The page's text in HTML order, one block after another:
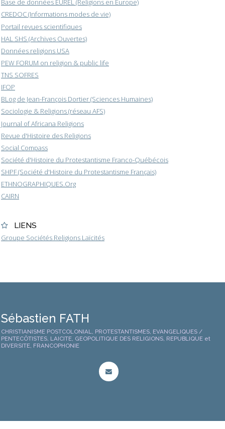
Base de données EUREL (Religions en Europe)
CREDOC (Informations modes de vie)
Portail revues scientifiques
HAL SHS (Archives Ouvertes)
Données religions USA
PEW FORUM on religion & public life
TNS SOFRES
IFOP
BLog de Jean-François Dortier (Sciences Humaines)
Sociologie & Religions (réseau AFS)
Journal of Africana Religions
Revue d'Histoire des Religions
Social Compass
Société d'Histoire du Protestantisme Franco-Québécois
SHPF (Société d'Histoire du Protestantisme Français)
ETHNOGRAPHIQUES.Org
CAIRN
LIENS
Groupe Sociétés Religions Laïcités
Sébastien FATH
CHRISTIANISME POSTCOLONIAL, PROTESTANTISMES, EVANGELIQUES /
PENTECÔTISTES, LAICITE, GEOPOLITIQUE DES RELIGIONS, REPUBLIQUE et
DIVERSITE, FRANCOPHONIE